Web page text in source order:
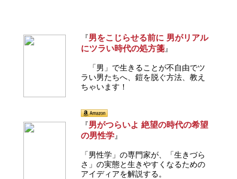
『男をこじらせる前に 男がリアル
にツラい時代の処方箋』
「男」で生きることが不自由でツ
ラい男たちへ、鎧を脱ぐ方法、教え
ちゃいます！
『男がつらいよ 絶望の時代の希望
の男性学』
「男性学」の専門家が、「生きづら
さ」の実態と生きやすくなるための
アイディアを解説する。